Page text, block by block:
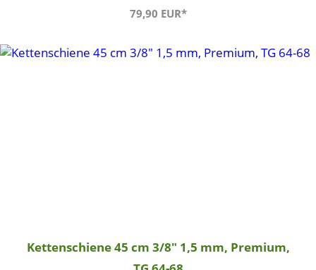
79,90 EUR*
Kettenschiene 45 cm 3/8" 1,5 mm, Premium,